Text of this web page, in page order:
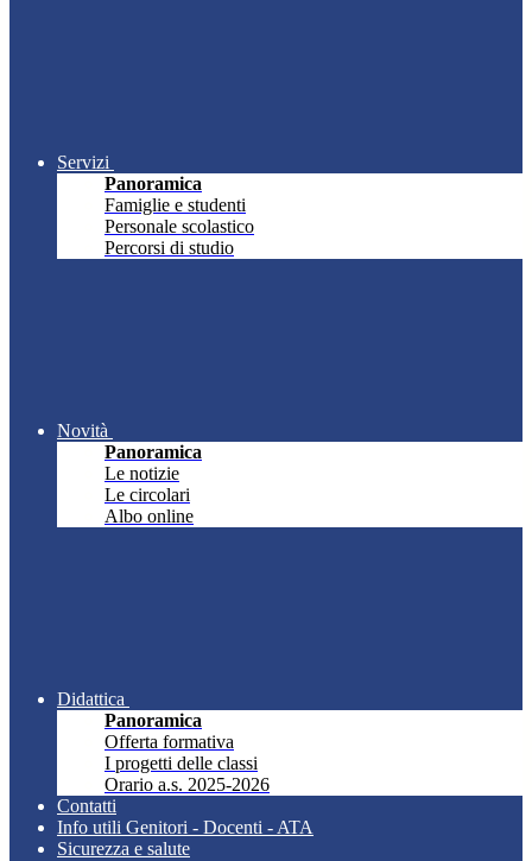
Servizi
Panoramica
Famiglie e studenti
Personale scolastico
Percorsi di studio
Novità
Panoramica
Le notizie
Le circolari
Albo online
Didattica
Panoramica
Offerta formativa
I progetti delle classi
Orario a.s. 2025-2026
Contatti
Info utili Genitori - Docenti - ATA
Sicurezza e salute